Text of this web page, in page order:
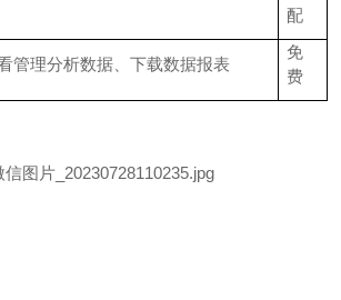
配
管理分析数据、下载数据报表
免
费